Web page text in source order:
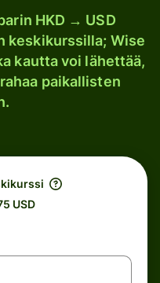
HKD → USD
keskikurssilla; Wise
kautta voi lähettää,
paikallisten
USD